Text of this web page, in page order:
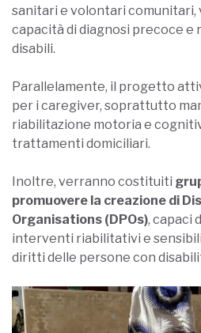
sanitari e volontari comunitari,
capacità di diagnosi precoce e
disabili.
Parallelamente, il progetto
per i caregiver, soprattutto
riabilitazione motoria e
trattamenti domiciliari.
Inoltre, verranno costituiti
promuovere la creazione di
Organisations (DPOs), capaci
interventi riabilitativi e
diritti delle persone con